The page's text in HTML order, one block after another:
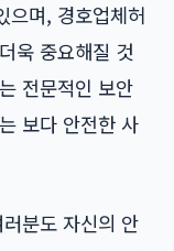
으며, 경호업체허
욱 중요해질 것
전문적인 보안
보다 안전한 사
분도 자신의 안